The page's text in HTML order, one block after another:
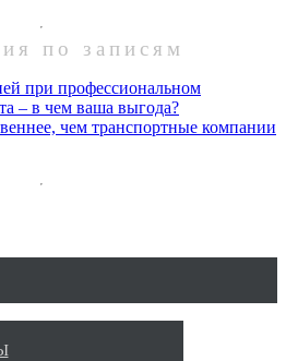
по записям
при профессиональном
– в чем ваша выгода?
чем транспортные компании